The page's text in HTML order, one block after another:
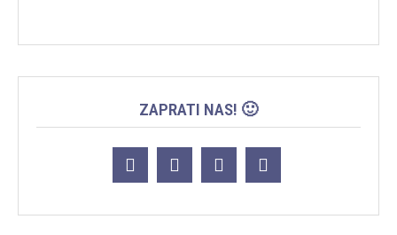
ZAPRATI NAS! 🙂